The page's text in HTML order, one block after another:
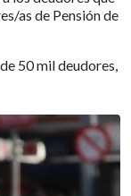
as de Pensión de
50 mil deudores,